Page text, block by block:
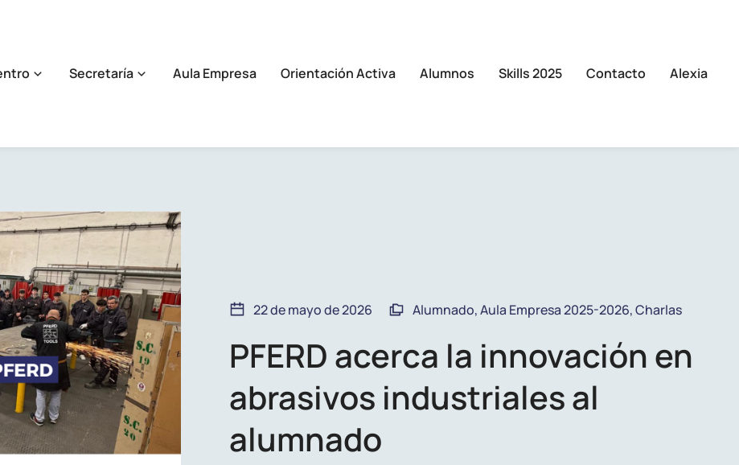
Secretaría Aula Empresa Orientación Activa Alumnos Skills 2025 Contacto Alexia
22 de mayo de 2026 Alumnado,Aula Empresa 2025-2026,Charlas
PFERD acerca la innovación en
abrasivos industriales al
alumnado